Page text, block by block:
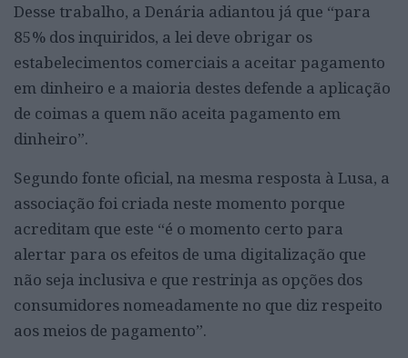
Desse trabalho, a Denária adiantou já que “para
85% dos inquiridos, a lei deve obrigar os
estabelecimentos comerciais a aceitar pagamento
em dinheiro e a maioria destes defende a aplicação
de coimas a quem não aceita pagamento em
dinheiro”.
Segundo fonte oficial, na mesma resposta à Lusa, a
associação foi criada neste momento porque
acreditam que este “é o momento certo para
alertar para os efeitos de uma digitalização que
não seja inclusiva e que restrinja as opções dos
consumidores nomeadamente no que diz respeito
aos meios de pagamento”.